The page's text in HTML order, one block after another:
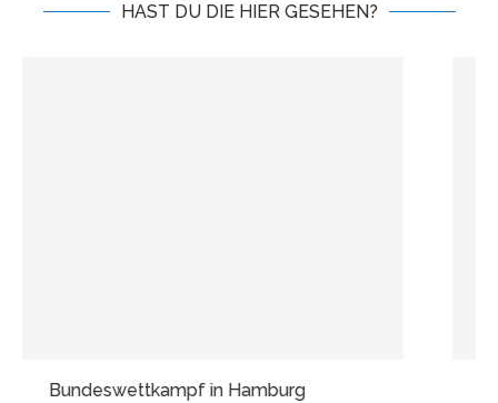
HAST DU DIE HIER GESEHEN?
Wir fahren nach Finnland!